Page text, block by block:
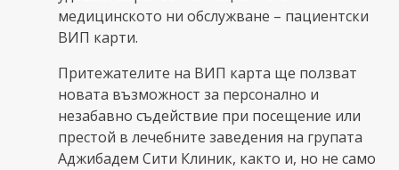
медицинското ни обслужване – пациентски
ВИП карти.
Притежателите на ВИП карта ще ползват
новата възможност за персонално и
незабавно съдействие при посещение или
престой в лечебните заведения на групата
Аджибадем Сити Клиник, както и, но не само